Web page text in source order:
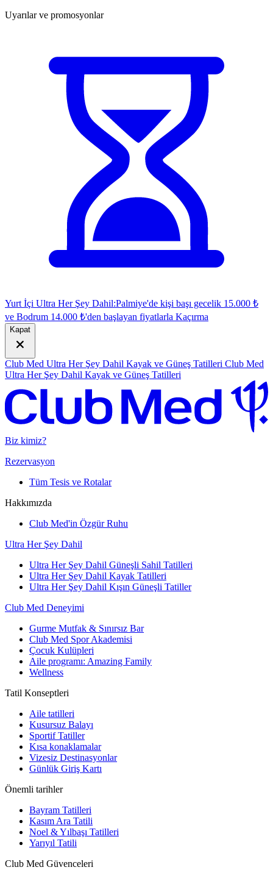
Uyarılar ve promosyonlar
Yurt İçi Ultra Her Şey Dahil:Palmiye'de kişi başı gecelik 15.000 ₺
ve Bodrum 14.000 ₺'den başlayan fiyatlarla Kaçırma
Kapat
Club Med Ultra Her Şey Dahil Kayak ve Güneş Tatilleri Club Med
Ultra Her Şey Dahil Kayak ve Güneş Tatilleri
Biz kimiz?
Rezervasyon
Tüm Tesis ve Rotalar
Hakkımızda
Club Med'in Özgür Ruhu
Ultra Her Şey Dahil
Ultra Her Şey Dahil Güneşli Sahil Tatilleri
Ultra Her Şey Dahil Kayak Tatilleri
Ultra Her Şey Dahil Kışın Güneşli Tatiller
Club Med Deneyimi
Gurme Mutfak & Sınırsız Bar
Club Med Spor Akademisi
Çocuk Kulüpleri
Aile programı: Amazing Family
Wellness
Tatil Konseptleri
Aile tatilleri
Kusursuz Balayı
Sportif Tatiller
Kısa konaklamalar
Vizesiz Destinasyonlar
Günlük Giriş Kartı
Önemli tarihler
Bayram Tatilleri
Kasım Ara Tatili
Noel & Yılbaşı Tatilleri
Yarıyıl Tatili
Club Med Güvenceleri